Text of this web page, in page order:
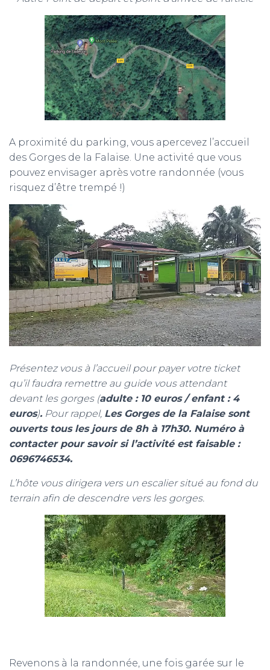
A proximité du parking, vous apercevez l’accueil
des Gorges de la Falaise. Une activité que vous
pouvez envisager après votre randonnée (vous
risquez d’être trempé !)
Présentez vous à l’accueil pour payer votre ticket
qu’il faudra remettre au guide vous attendant
devant les gorges (adulte : 10 euros / enfant : 4
euros). Pour rappel, Les Gorges de la Falaise sont
ouverts tous les jours de 8h à 17h30. Numéro à
contacter pour savoir si l’activité est faisable :
0696746534.
L’hôte vous dirigera vers un escalier situé au fond du
terrain afin de descendre vers les gorges.
Revenons à la randonnée, une fois garée sur le